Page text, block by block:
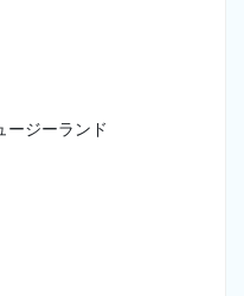
ージーランド